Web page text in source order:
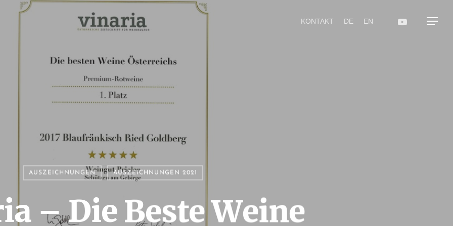
KONTAKT DE EN
AUSZEICHNUNGEN AUSZEICHNUNGEN 2021
– Die Beste Weine